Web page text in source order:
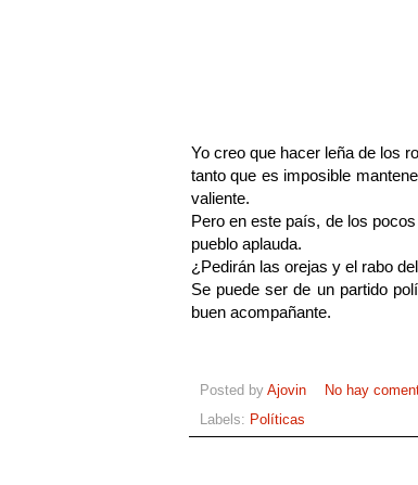
Yo creo que hacer leña de los
tanto que es imposible
valiente.
Pero en este país, de los
pueblo aplauda.
¿Pedirán las orejas y el rabo
Se puede ser de un partido
buen acompañante.
Posted by Ajovin
No hay
Labels: Políticas